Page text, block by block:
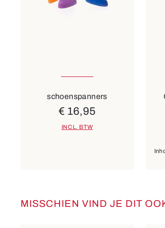
schoenspanners
€ 16,95
INCL. BTW
Productgalerij overslaan
MISSCHIEN VIND JE DIT